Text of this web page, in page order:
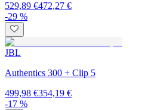
529,89 €472,27 €
-29 %
JBL
Authentics 300 + Clip 5
499,98 €354,19 €
-17 %